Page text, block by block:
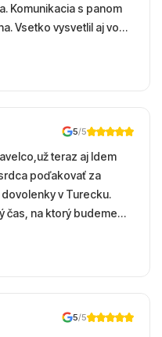
Komunikacia s panom
Vsetko vysvetlil aj vo
Hotel
more,
5/5
teraz aj Idem
poďakovať za
v Turecku.
čas, na ktorý budeme
prebehlo
výberu zájazdu, cez
dostalo najviac: ​Skvelé
ochotní a starostliví
5/5